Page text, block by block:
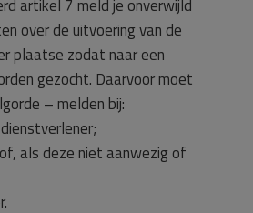
artikel 7 meld je onverwijld
over de uitvoering van de
plaatse zodat naar een
gezocht. Daarvoor moet
– melden bij:
als deze niet aanwezig of